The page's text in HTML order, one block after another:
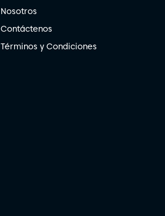
Nosotros
Contáctenos
Términos y Condiciones